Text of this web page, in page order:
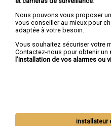
Nous pouvons vous proposer
vous conseiller au mieux pour
adaptée à votre besoin.
Vous souhaitez sécuriser votre
Contactez-nous pour obtenir un
l'installation de vos alarmes ou
installateur